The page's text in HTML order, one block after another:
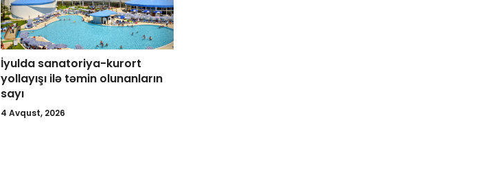
İyulda sanatoriya-kurort
yollayışı ilə təmin olunanların
sayı
4 Avqust, 2026